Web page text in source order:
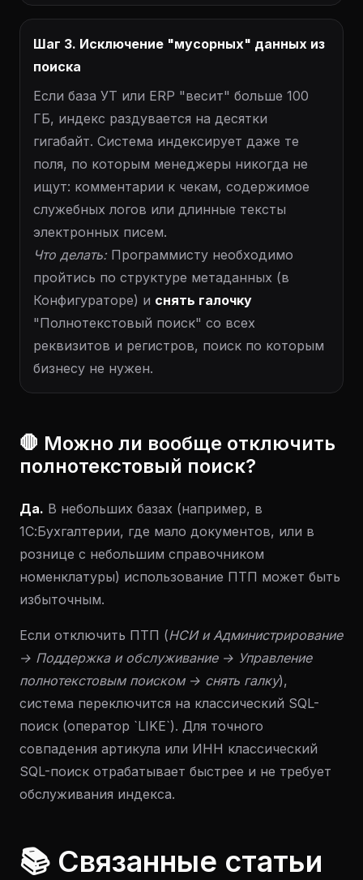
Шаг 3. Исключение "мусорных" данных из
поиска
Если база УТ или ERP "весит" больше 100
ГБ, индекс раздувается на десятки
гигабайт. Система индексирует даже те
поля, по которым менеджеры никогда не
ищут: комментарии к чекам, содержимое
служебных логов или длинные тексты
электронных писем.
Что делать: Программисту необходимо
пройтись по структуре метаданных (в
Конфигураторе) и снять галочку
"Полнотекстовый поиск" со всех
реквизитов и регистров, поиск по которым
бизнесу не нужен.
🛑 Можно ли вообще отключить
полнотекстовый поиск?
Да. В небольших базах (например, в
1С:Бухгалтерии, где мало документов, или в
рознице с небольшим справочником
номенклатуры) использование ПТП может быть
избыточным.
Если отключить ПТП (НСИ и Администрирование
→ Поддержка и обслуживание → Управление
полнотекстовым поиском → снять галку),
система переключится на классический SQL-
поиск (оператор `LIKE`). Для точного
совпадения артикула или ИНН классический
SQL-поиск отрабатывает быстрее и не требует
обслуживания индекса.
📚 Связанные статьи